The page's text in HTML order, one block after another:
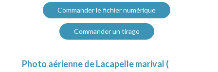
Commander le fichier numérique
Commander un tirage
Photo aérienne de Lacapelle marival (